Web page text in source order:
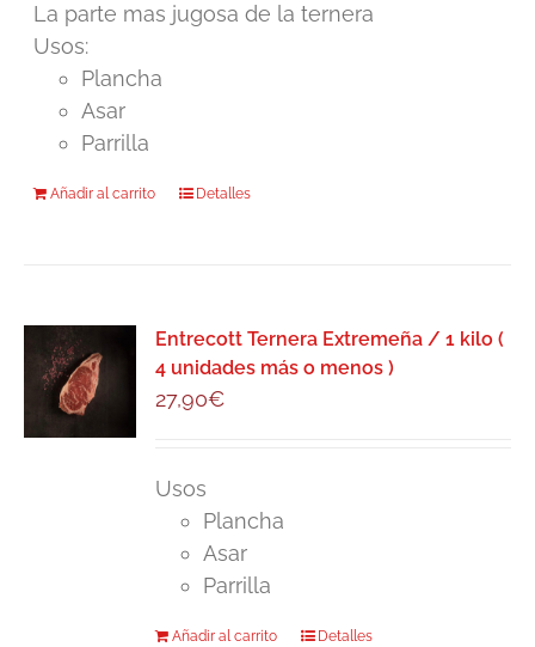
La parte mas jugosa de la ternera
Usos:
Plancha
Asar
Parrilla
Añadir al carrito Detalles
Entrecott Ternera Extremeña / 1 kilo (
4 unidades más o menos )
27,90€
Usos
Plancha
Asar
Parrilla
Añadir al carrito Detalles